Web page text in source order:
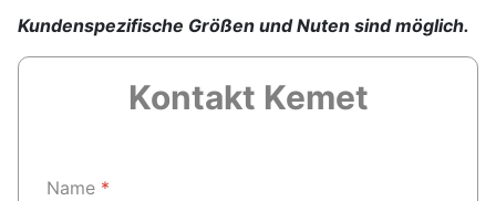
Kundenspezifische Größen und Nuten sind möglich.
Kontakt Kemet
Name *